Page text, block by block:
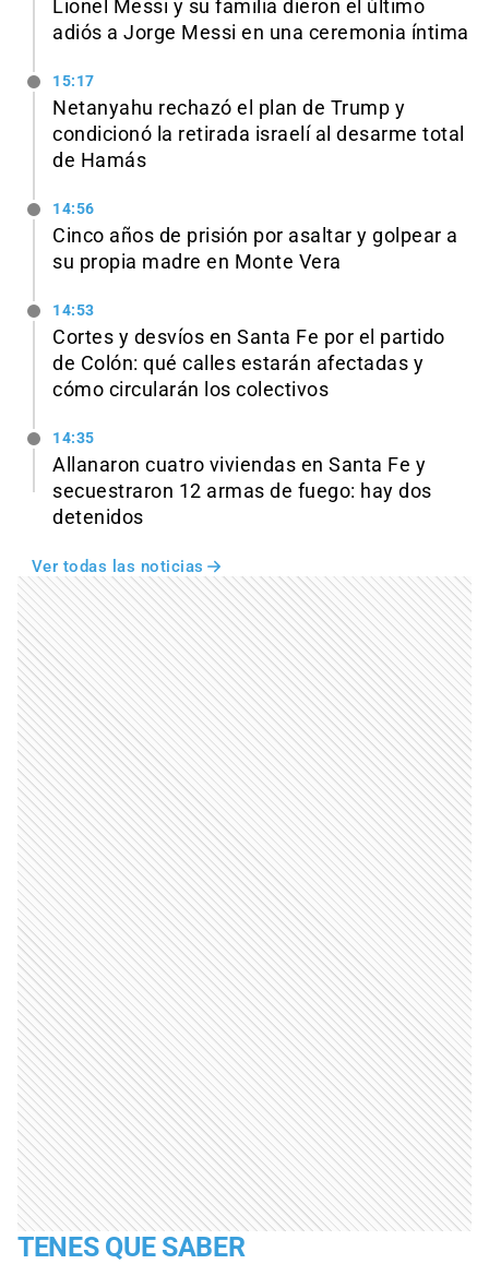
Lionel Messi y su familia dieron el último
adiós a Jorge Messi en una ceremonia íntima
15:17
Netanyahu rechazó el plan de Trump y
condicionó la retirada israelí al desarme total
de Hamás
14:56
Cinco años de prisión por asaltar y golpear a
su propia madre en Monte Vera
14:53
Cortes y desvíos en Santa Fe por el partido
de Colón: qué calles estarán afectadas y
cómo circularán los colectivos
14:35
Allanaron cuatro viviendas en Santa Fe y
secuestraron 12 armas de fuego: hay dos
detenidos
Ver todas las noticias
TENES QUE SABER